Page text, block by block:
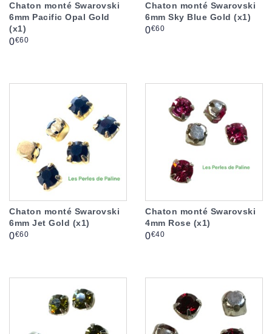
Chaton monté Swarovski
6mm Pacific Opal Gold
(x1)
Prix
0€60
Chaton monté Swarovski
6mm Sky Blue Gold (x1)
Prix
0€60
Chaton monté Swarovski
6mm Jet Gold (x1)
Prix
0€60
Chaton monté Swarovski
4mm Rose (x1)
Prix
0€40